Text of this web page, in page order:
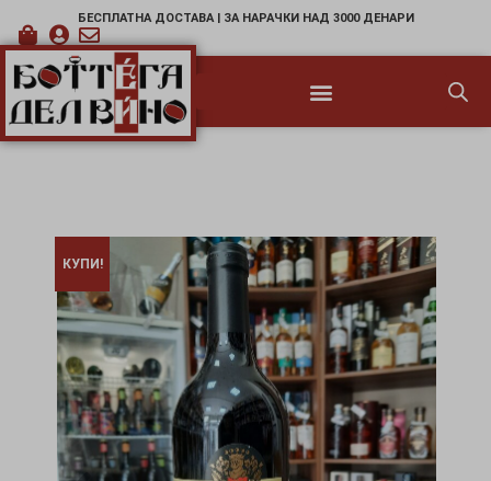
БЕСПЛАТНА ДОСТАВА | ЗА НАРАЧКИ НАД 3000 ДЕНАРИ
КУПИ!